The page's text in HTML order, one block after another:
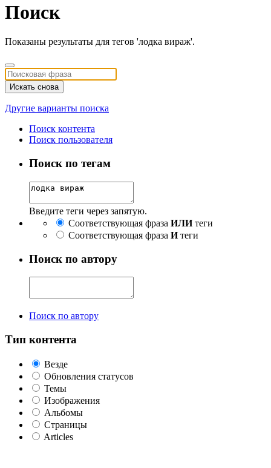
Поиск
Показаны результаты для тегов 'лодка вираж'.
Искать снова
Другие варианты поиска
Поиск контента
Поиск пользователя
Поиск по тегам
Введите теги через запятую.
Соответствующая фраза ИЛИтеги
Соответствующая фраза Итеги
Поиск по автору
Поиск по автору
Тип контента
Везде
Обновления статусов
Темы
Изображения
Альбомы
Страницы
Articles